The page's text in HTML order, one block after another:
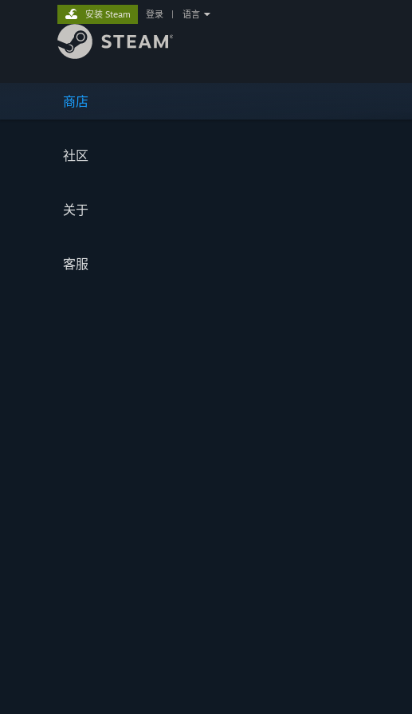
商店
社区
关于
客服
安装 Steam 登录 语言